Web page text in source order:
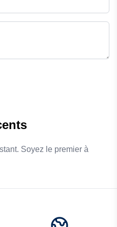
Soyez le premier à